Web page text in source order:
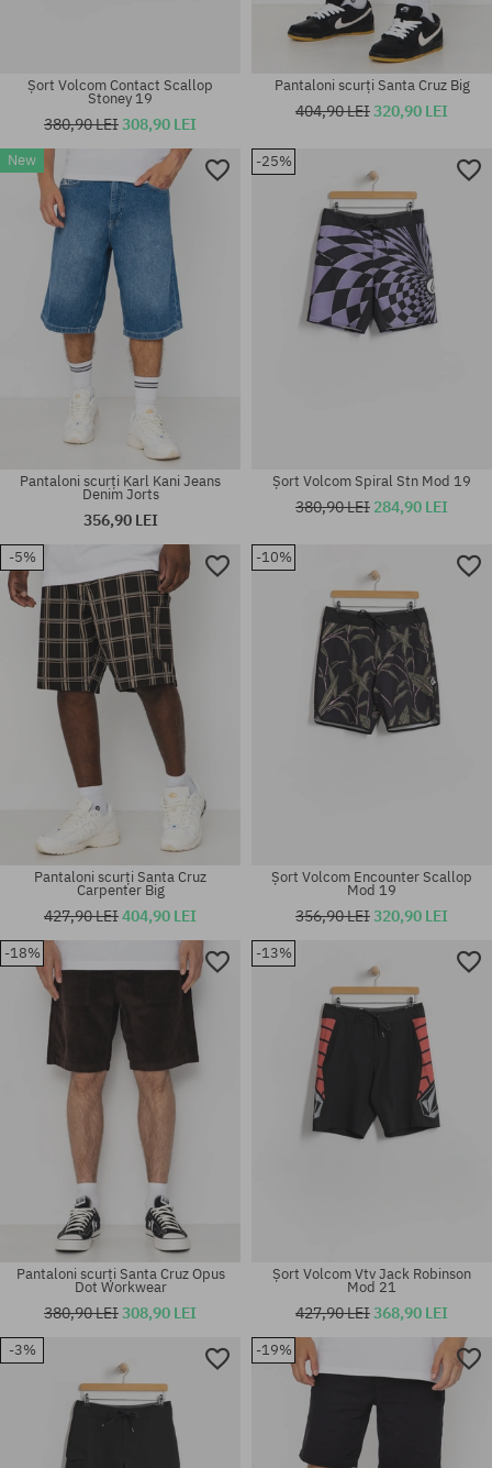
Mărimi existente:
Mărimi existente:
Mărimi existente:
31; 32; 33
Șort Volcom Contact Scallop
Stoney 19
380,90 LEI308,90 LEI
Mărimi existente:
Pantaloni scurți Santa Cruz Big
404,90 LEI320,90 LEI
New
Mărimi existente:
30; 32; 34
Pantaloni scurți Karl Kani Jeans
Denim Jorts
356,90 LEI
-25%
Mărimi existente:
28; 29; 30; 31; 32; 33; 34; 36;
Șort Volcom Spiral Stn Mod 19
380,90 LEI 284,90 LEI
-5%
Mărimi existente:
Pantaloni scurți Santa Cruz
Carpenter Big
427,90 LEI404,90 LEI
-10%
Mărimi existente:
31; 32; 33; 34
Șort Volcom Encounter Scallop
Mod 19
356,90 LEI320,90 LEI
-18%
Pantaloni scurți Santa Cruz Opus
Dot Workwear
380,90 LEI308,90 LEI
-13%
Șort Volcom Vtv Jack Robinson
Mod 21
427,90 LEI368,90 LEI
-3% -19%